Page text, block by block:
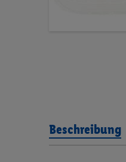
Beschreibung